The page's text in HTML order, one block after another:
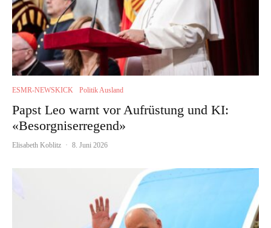
ESMR-NEWSKICK Politik Ausland
Papst Leo warnt vor Aufrüstung und KI:
«Besorgniserregend»
Elisabeth Koblitz · 8. Juni 2026